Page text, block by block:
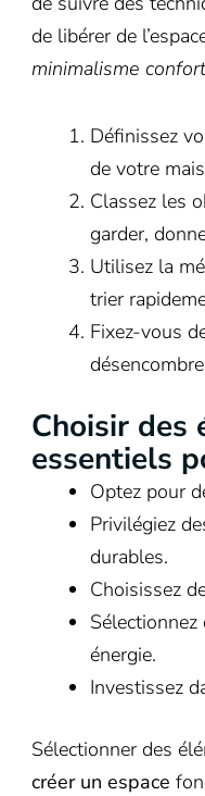
de libérer de
minimalisme
Définissez
de votre
Classez les
garder,
Utilisez la
trier
Fixez-vous
Choisir des
essentiels
Optez pour
Privilégiez
durables.
Choisissez
énergie.
Investissez
Sélectionner des
créer un espace